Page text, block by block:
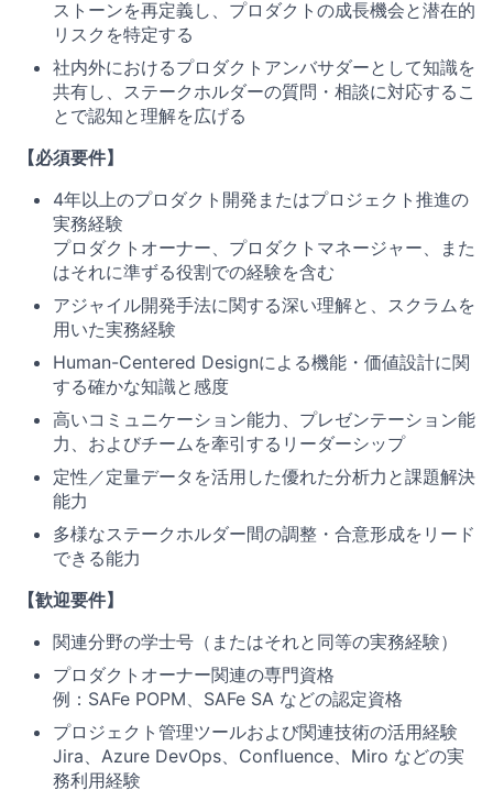
ストーンを再定義し、プロダクトの成長機会と潜在的
リスクを特定する
社内外におけるプロダクトアンバサダーとして知識を
共有し、ステークホルダーの質問・相談に対応するこ
とで認知と理解を広げる
【必須要件】
4年以上のプロダクト開発またはプロジェクト推進の
実務経験
プロダクトオーナー、プロダクトマネージャー、また
はそれに準ずる役割での経験を含む
アジャイル開発手法に関する深い理解と、スクラムを
用いた実務経験
Human-Centered Designによる機能・価値設計に関
する確かな知識と感度
高いコミュニケーション能力、プレゼンテーション能
力、およびチームを牽引するリーダーシップ
定性／定量データを活用した優れた分析力と課題解決
能力
多様なステークホルダー間の調整・合意形成をリード
できる能力
【歓迎要件】
関連分野の学士号（またはそれと同等の実務経験）
プロダクトオーナー関連の専門資格
例：SAFe POPM、SAFe SA などの認定資格
プロジェクト管理ツールおよび関連技術の活用経験
Jira、Azure DevOps、Confluence、Miro などの実
務利用経験